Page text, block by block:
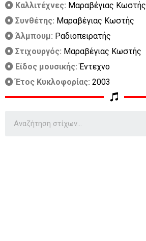
Καλλιτέχνες: Μαραβέγιας Κωστής
Συνθέτης: Μαραβέγιας Κωστής
Άλμπουμ: Ραδιοπειρατής
Στιχουργός: Μαραβέγιας Κωστής
Είδος μουσικής:Έντεχνο
Έτος Κυκλοφορίας: 2003